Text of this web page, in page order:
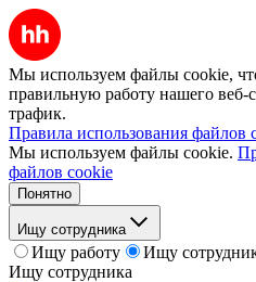
Мы используем файлы cookie,
правильную работу нашего веб-
трафик.
Правила использования файлов
Мы используем файлы cookie.
файлов cookie
Понятно
Ищу сотрудника
Ищу работу
Ищу
Ищу сотрудника